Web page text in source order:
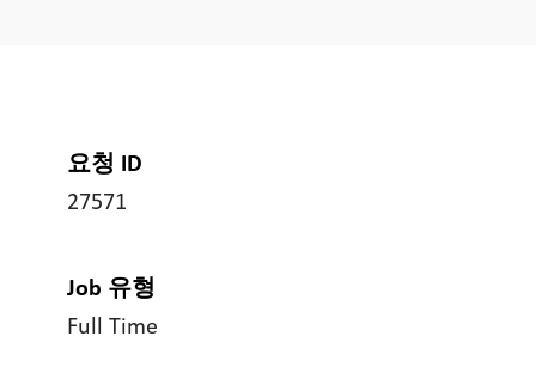
요청 ID
27571
Job 유형
Full Time